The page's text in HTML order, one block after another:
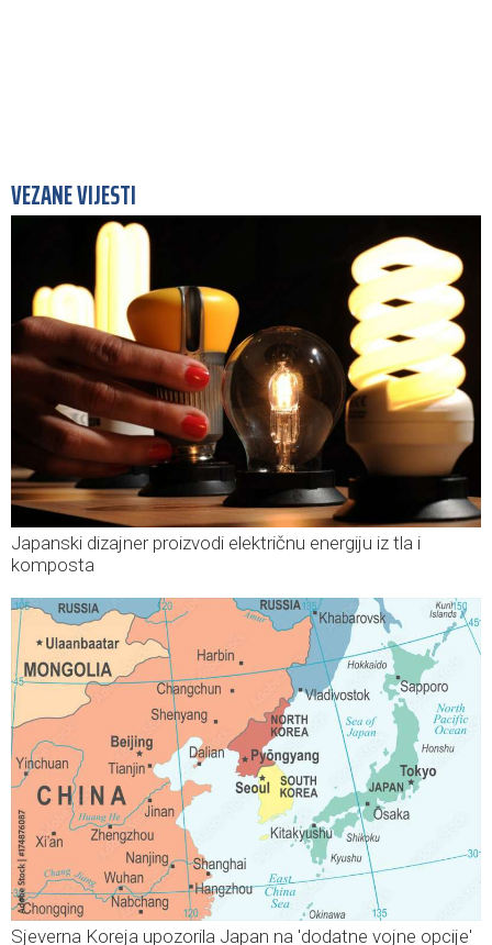
VEZANE VIJESTI
Japanski dizajner proizvodi električnu energiju iz tla i
komposta
Sjeverna Koreja upozorila Japan na 'dodatne vojne opcije'